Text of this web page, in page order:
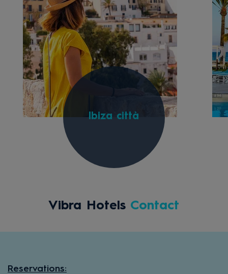
Ibiza città
Vibra Hotels Contact
Reservations: